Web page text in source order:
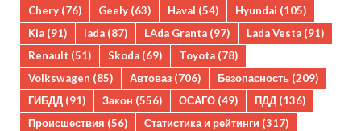
Chery (76) Geely (63) Haval (54) Hyundai (105)
Kia (91) lada (87) LAda Granta (97) Lada Vesta (91)
Renault (51) Skoda (69) Toyota (78)
Volkswagen (85) Автоваз (706) Безопасность (209)
ГИБДД (91) Закон (556) ОСАГО (49) ПДД (136)
Происшествия (56) Статистика и рейтинги (317)